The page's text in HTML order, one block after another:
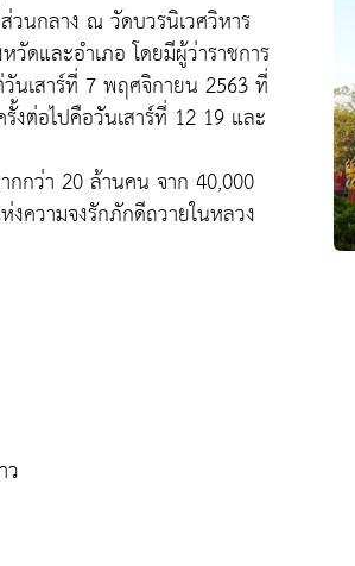
นกลาง ณ วัดบวรนิเวศวิหาร
ดและอำเภอ โดยมีผู้ว่าราชการ
นเสาร์ที่ 7 พฤศจิกายน 2563 ที่
งต่อไปคือวันเสาร์ที่ 12 19 และ
กกว่า 20 ล้านคน จาก 40,000
ความจงรักภักดีถวายในหลวง